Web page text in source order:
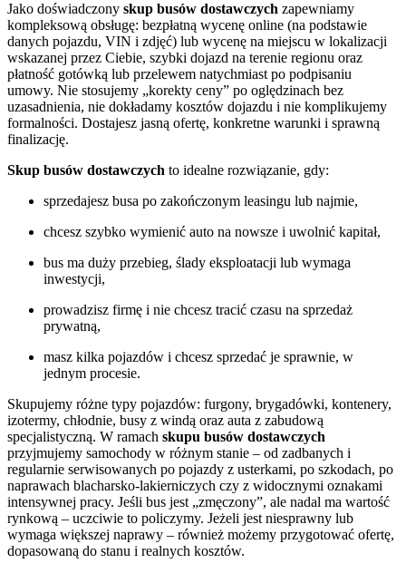
Jako doświadczony skup busów dostawczych zapewniamy
kompleksową obsługę: bezpłatną wycenę online (na podstawie
danych pojazdu, VIN i zdjęć) lub wycenę na miejscu w lokalizacji
wskazanej przez Ciebie, szybki dojazd na terenie regionu oraz
płatność gotówką lub przelewem natychmiast po podpisaniu
umowy. Nie stosujemy „korekty ceny” po oględzinach bez
uzasadnienia, nie dokładamy kosztów dojazdu i nie komplikujemy
formalności. Dostajesz jasną ofertę, konkretne warunki i sprawną
finalizację.
Skup busów dostawczych to idealne rozwiązanie, gdy:
sprzedajesz busa po zakończonym leasingu lub najmie,
chcesz szybko wymienić auto na nowsze i uwolnić kapitał,
bus ma duży przebieg, ślady eksploatacji lub wymaga
inwestycji,
prowadzisz firmę i nie chcesz tracić czasu na sprzedaż
prywatną,
masz kilka pojazdów i chcesz sprzedać je sprawnie, w
jednym procesie.
Skupujemy różne typy pojazdów: furgony, brygadówki, kontenery,
izotermy, chłodnie, busy z windą oraz auta z zabudową
specjalistyczną. W ramach skupu busów dostawczych
przyjmujemy samochody w różnym stanie – od zadbanych i
regularnie serwisowanych po pojazdy z usterkami, po szkodach, po
naprawach blacharsko-lakierniczych czy z widocznymi oznakami
intensywnej pracy. Jeśli bus jest „zmęczony”, ale nadal ma wartość
rynkową – uczciwie to policzymy. Jeżeli jest niesprawny lub
wymaga większej naprawy – również możemy przygotować ofertę,
dopasowaną do stanu i realnych kosztów.